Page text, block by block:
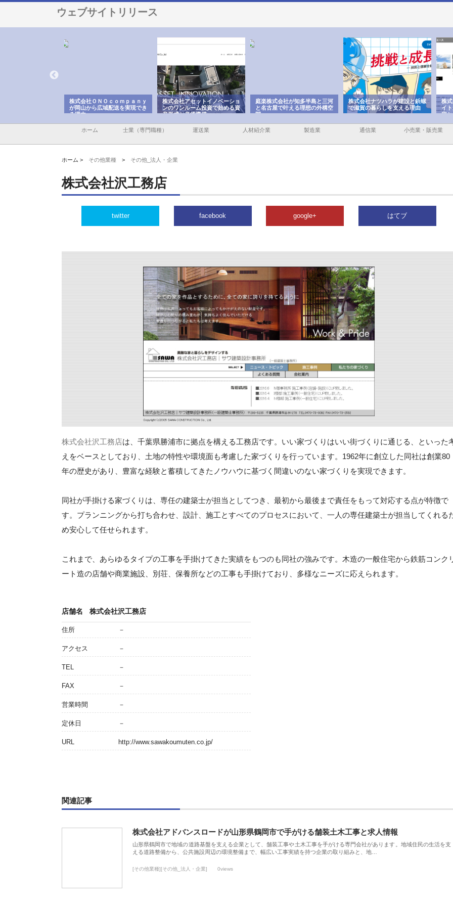
ウェブサイトリリース
株式会社ＯＮＯｃｏｍｐａｎｙ
が岡山から広域配送を実現でき
る理由
株式会社アセットイノベーショ
ンのワンルーム投資で始める資
産形成と老後準備
庭楽株式会社が知多半島と三河
と名古屋で叶える理想の外構空
間
株式会社ナツハラが建設と鋲螺
で滋賀の暮らしを支える理由
株
イ
容
ホーム 士業（専門職種） 運送業 人材紹介業 製造業 通信業 小売業・販売業
ホーム > その他業種 > その他_法人・企業
株式会社沢工務店
twitter facebook google+ はてブ
株式会社沢工務店は、千葉県勝浦市に拠点を構える工務店です。いい家づくりはいい街づくりに通じる、といった
えをベースとしており、土地の特性や環境面も考慮した家づくりを行っています。1962年に創立した同社は創業80
年の歴史があり、豊富な経験と蓄積してきたノウハウに基づく間違いのない家づくりを実現できます。
同社が手掛ける家づくりは、専任の建築士が担当としてつき、最初から最後まで責任をもって対応する点が特徴で
す。プランニングから打ち合わせ、設計、施工とすべてのプロセスにおいて、一人の専任建築士が担当してくれる
め安心して任せられます。
これまで、あらゆるタイプの工事を手掛けてきた実績をもつのも同社の強みです。木造の一般住宅から鉄筋コンク
ート造の店舗や商業施設、別荘、保養所などの工事も手掛けており、多様なニーズに応えられます。
店舗名 株式会社沢工務店
住所 －
アクセス －
TEL －
FAX －
営業時間 －
定休日 －
URL http://www.sawakoumuten.co.jp/
関連記事
株式会社アドバンスロードが山形県鶴岡市で手がける舗装土木工事と求人情報
山形県鶴岡市で地域の道路基盤を支える企業として、舗装工事や土木工事を手がける専門会社があります。地域住民の生活を支
える道路整備から、公共施設周辺の環境整備まで、幅広い工事実績を持つ企業の取り組みと、地…
[その他業種][その他_法人・企業] 0views